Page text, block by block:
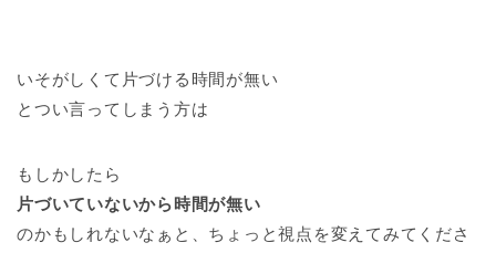
いそがしくて片づける時間が無い
とつい言ってしまう方は
もしかしたら
片づいていないから時間が無い
のかもしれないなぁと、ちょっと視点を変えてみてくださ